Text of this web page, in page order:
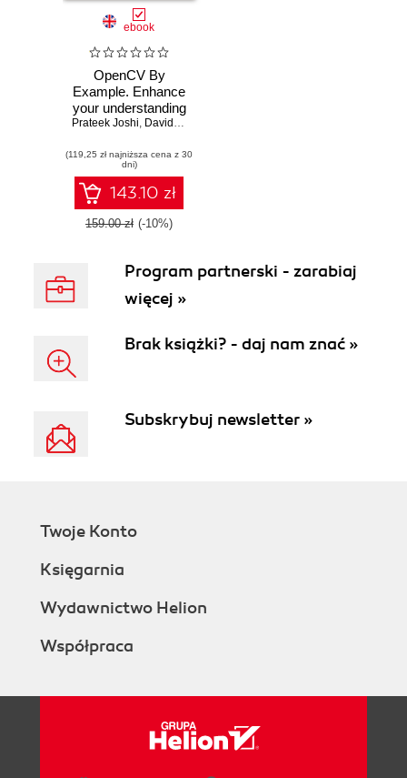
ebook
OpenCV By
Example. Enhance
your understanding
of Computer Vision
processing by
developing real-
world projects in
OpenCV 3
Prateek Joshi, David Millán Escrivá
(119,25 zł najniższa cena z 30
dni)
143.10 zł
159.00 zł (-10%)
Program partnerski - zarabiaj
więcej »
Brak książki? - daj nam znać »
Subskrybuj newsletter »
Twoje Konto
Księgarnia
Wydawnictwo Helion
Współpraca